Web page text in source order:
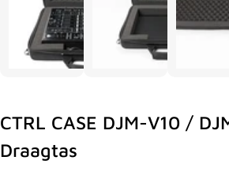
CTRL CASE DJM-V10 /
Draagtas